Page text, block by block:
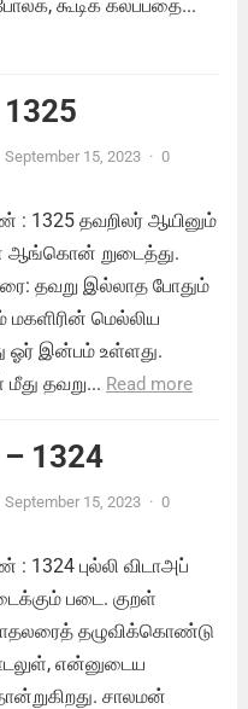
கூடிக் கலப்பதை...
September 15, 2023 · 0
: 1325 தவறிலர் ஆயினும்
ஆங்கொன் றுடைத்து.
தவறு இல்லாத போதும்
மகளிரின் மெல்லிய
ஓர் இன்பம் உள்ளது.
தவறு... Read more
1324
September 15, 2023 · 0
: 1324 புல்லி விடாஅப்
படை. குறள்
தழுவிக்கொண்டு
என்னுடைய
சாலமன்